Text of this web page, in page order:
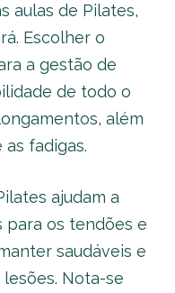
aulas de Pilates,
Escolher o
a gestão de
de todo o
além
fadigas.
ajudam a
para os tendões e
saudáveis e
Nota-se